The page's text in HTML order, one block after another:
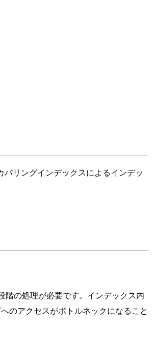
リングインデックスによるインデッ
の処理が必要です。インデックス内
のアクセスがボトルネックになること